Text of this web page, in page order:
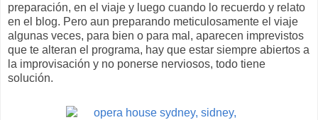
preparación, en el viaje y luego cuando lo recuerdo y relato
en el blog. Pero aun preparando meticulosamente el viaje
algunas veces, para bien o para mal, aparecen imprevistos
que te alteran el programa, hay que estar siempre abiertos a
la improvisación y no ponerse nerviosos, todo tiene
solución.